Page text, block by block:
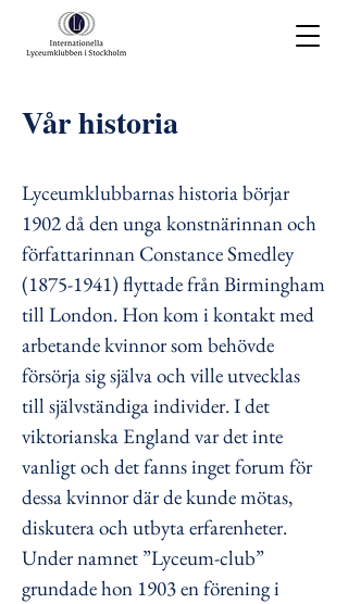
Vår historia
Lyceumklubbarnas historia börjar
1902 då den unga konstnärinnan och
författarinnan Constance Smedley
(1875-1941)flyttade från Birmingham
till London. Hon kom i kontakt med
arbetande kvinnor som behövde
försörja sig själva och ville utvecklas
till självständiga individer. I det
viktorianska England var det inte
vanligt och det fanns inget forum för
dessa kvinnor där de kunde mötas,
diskutera och utbyta erfarenheter.
Under namnet ”Lyceum-club”
grundade hon 1903 en förening i